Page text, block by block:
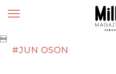
メ

#JUN OSON